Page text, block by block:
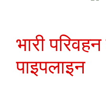
भारी
पाइपलाइन